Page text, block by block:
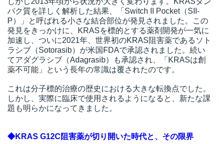
パク質を詳しく解析した結果、「Switch II Pocket（SII-
P）」と呼ばれる小さな結合部位が発見されました。この
発見をきっかけに、KRASを標的とする薬剤開発が一気に
加速し、ついに2021年、世界初のKRAS阻害薬であるソト
ラシブ（Sotorasib）が米国FDAで承認されました。続い
てアダグラシブ（Adagrasib）も承認され、「KRASは創
薬不可能」という長年の常識は覆されたのです。
これは分子標的治療の歴史における大きな転換点でした。
しかし、実際に臨床で使用されるようになると、新たな課
題も明らかになってきました。
◆KRAS G12C阻害薬が切り開いた時代と、その限界